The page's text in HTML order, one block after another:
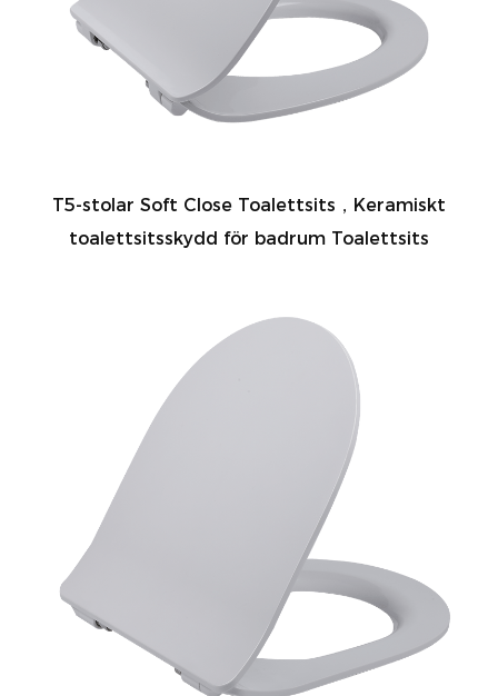
T5-stolar Soft Close Toalettsits，Keramiskt
toalettsitsskydd för badrum Toalettsits